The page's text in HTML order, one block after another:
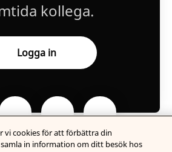
kollega.
Logga in
vi cookies för att förbättra din
in information om ditt besök hos